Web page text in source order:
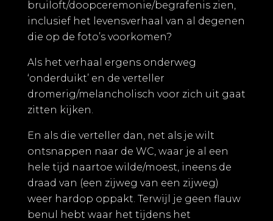
bruiloft/doopceremonie/begrafenis zien,
inclusief het levensverhaal van al degenen
die op de foto’s voorkomen?
Als het verhaal ergens onderweg
‘onderduikt’ en de verteller
dromerig/melancholisch voor zich uit gaat
zitten kijken.
En als die verteller dan, net als je wilt
ontsnappen naar de WC, waar je al een
hele tijd naartoe wilde/moest, ineens de
draad van (een zijweg van een zijweg)
weer hardop oppakt. Terwijl je geen flauw
benul hebt waar het tijdens het